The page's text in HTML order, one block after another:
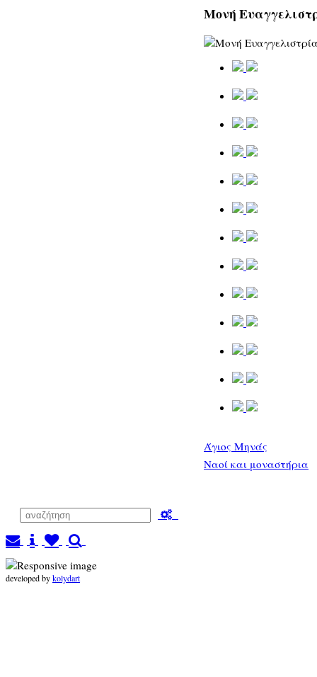
Μονή
Άγιος Μηνάς
Ναοί και μοναστήρια
developed bykolydart